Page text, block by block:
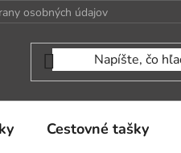
osobných údajov
Cestovné tašky